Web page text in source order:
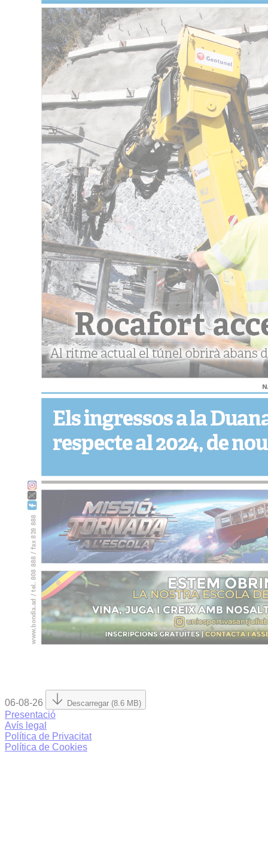
06-08-26 Descarregar (8.6 MB)
Presentació
Avís legal
Política de Privacitat
Política de Cookies